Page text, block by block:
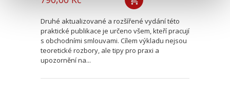
Druhé aktualizované a rozšířené vydání této
praktické publikace je určeno všem, kteří pracují
s obchodními smlouvami. Cílem výkladu nejsou
teoretické rozbory, ale tipy pro praxi a
upozornění na...